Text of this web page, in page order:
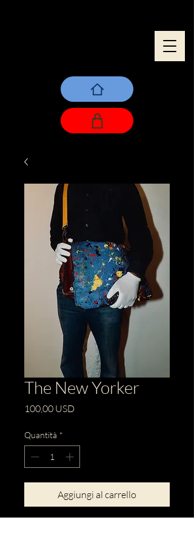
The New Yorker
100,00 USDPrezzo
Quantità *
Aggiungi al carrello